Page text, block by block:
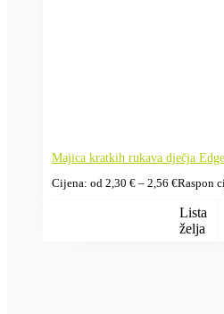
Majica kratkih rukava dječja
Cijena: od 2,30 € – 2,56 €Raspon
Lista
želja